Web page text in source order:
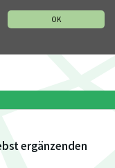
OK
ergänzenden